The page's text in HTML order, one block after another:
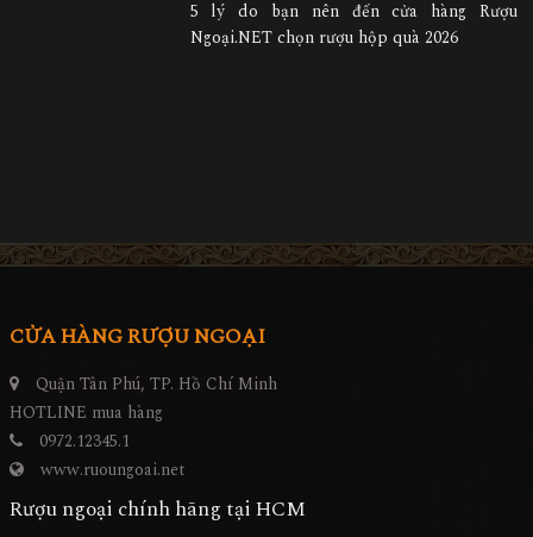
5 lý do bạn nên đến cửa hàng Rượu
Ngoại.NET chọn rượu hộp quà 2026
CỬA HÀNG RƯỢU NGOẠI
Quận Tân Phú, TP. Hồ Chí Minh
HOTLINE mua hàng
0972.12345.1
www.ruoungoai.net
Rượu ngoại chính hãng tại HCM